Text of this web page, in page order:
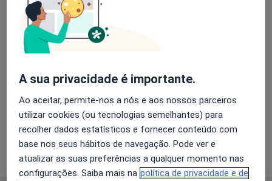
Dra. Daniela Santos
Dentista
ORC - Oral Rehabilitation Clinic
Aparelho Fixo
Serviço gratuito
Solicite um atendimento
A sua privacidade é importante.
Ao aceitar, permite-nos a nós e aos nossos parceiros
utilizar cookies (ou tecnologias semelhantes) para
recolher dados estatísticos e fornecer conteúdo com
base nos seus hábitos de navegação. Pode ver e
atualizar as suas preferências a qualquer momento nas
configurações. Saiba mais na política de privacidade e de